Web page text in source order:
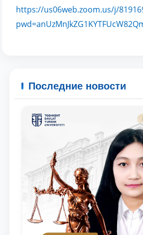
Почта
https://us06web.zoom.us/j/
Последние новости